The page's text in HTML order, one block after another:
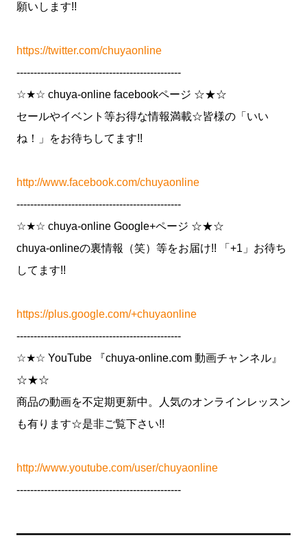
願いします!!
https://twitter.com/chuyaonline
------------------------------------------------
☆★☆ chuya-online facebookページ ☆★☆
セールやイベント等お得な情報満載☆皆様の「いい
ね！」をお待ちしてます!!
http://www.facebook.com/chuyaonline
------------------------------------------------
☆★☆ chuya-online Google+ページ ☆★☆
chuya-onlineの裏情報（笑）等をお届け!! 「+1」お待ち
してます!!
https://plus.google.com/+chuyaonline
------------------------------------------------
☆★☆ YouTube 『chuya-online.com 動画チャンネル』
☆★☆
商品の動画を不定期更新中。人気のオンラインレッスン
も有ります☆是非ご覧下さい!!
http://www.youtube.com/user/chuyaonline
------------------------------------------------
━━━━━━━━━━━━━━━━━━━━━━━━━